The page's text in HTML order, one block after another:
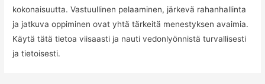
kokonaisuutta. Vastuullinen pelaaminen, järkevä rahanhallinta
ja jatkuva oppiminen ovat yhtä tärkeitä menestyksen avaimia.
Käytä tätä tietoa viisaasti ja nauti vedonlyönnistä turvallisesti
ja tietoisesti.